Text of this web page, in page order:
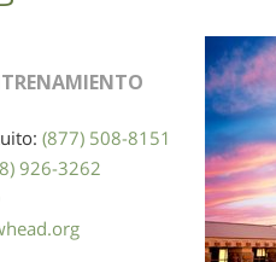
(877) 508-8151
926-3262